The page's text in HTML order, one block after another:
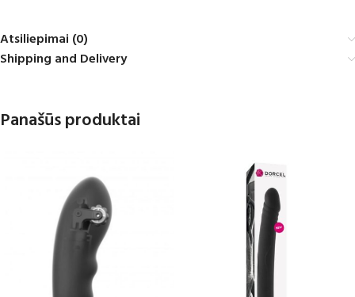
Atsiliepimai (0)
Shipping and Delivery
Panašūs produktai